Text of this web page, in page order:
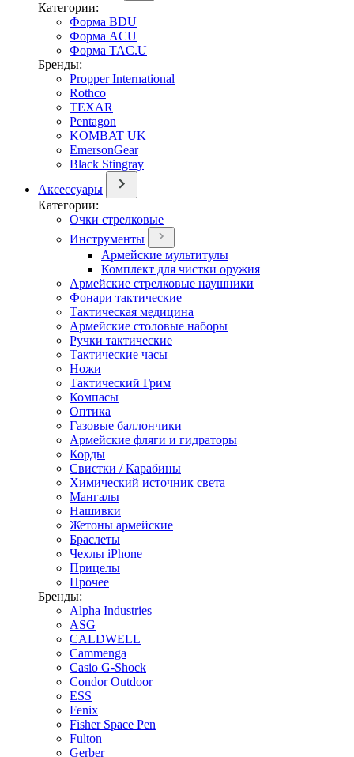
Категории:
Форма BDU
Форма ACU
Форма TAC.U
Бренды:
Propper International
Rothco
TEXAR
Pentagon
KOMBAT UK
EmersonGear
Black Stingray
Аксессуары
Категории:
Очки стрелковые
Инструменты
Армейские мультитулы
Комплект для чистки оружия
Армейские стрелковые наушники
Фонари тактические
Тактическая медицина
Армейские столовые наборы
Ручки тактические
Тактические часы
Ножи
Тактический Грим
Компасы
Оптика
Газовые баллончики
Армейские фляги и гидраторы
Корды
Свистки / Карабины
Химический источник света
Мангалы
Нашивки
Жетоны армейские
Браслеты
Чехлы iPhone
Прицелы
Прочее
Бренды:
Alpha Industries
ASG
CALDWELL
Cammenga
Casio G-Shock
Condor Outdoor
ESS
Fenix
Fisher Space Pen
Fulton
Gerber